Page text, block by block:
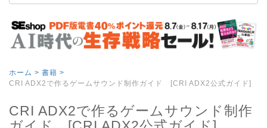
ホーム > 書籍 >
CRI ADX2で作るゲームサウンド制作ガイド [CRI ADX2公式ガイド]
CRI ADX2で作るゲームサウンド制作